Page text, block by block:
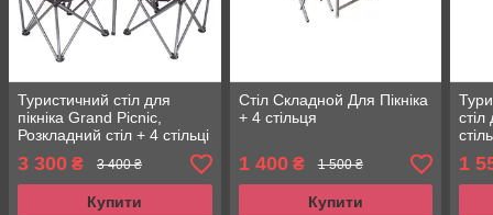
Туристичний стіл для
пікніка Grand Picnic,
Розкладний стіл + 4 стільці
3 300 ₴ 3 400 ₴
Купити
Стіл Складной Для Пікніка
+ 4 стільця
1 400₴ 1 500 ₴
Купити
стіл
1